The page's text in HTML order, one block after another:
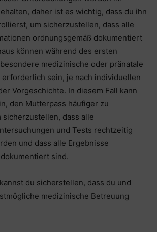
daher ist es wichtig, dass du ihn
um sicherzustellen, dass alle
ordnungsgemäß dokumentiert
können während des ersten
medizinische oder pränatale
sein, je nach individuellen
Vorgeschichte. In diesem Fall kann
den Mutterpass häufiger zu
dass alle
und Tests rechtzeitig
und dass alle Ergebnisse
sind.
du sicherstellen, dass du und
medizinische Betreuung